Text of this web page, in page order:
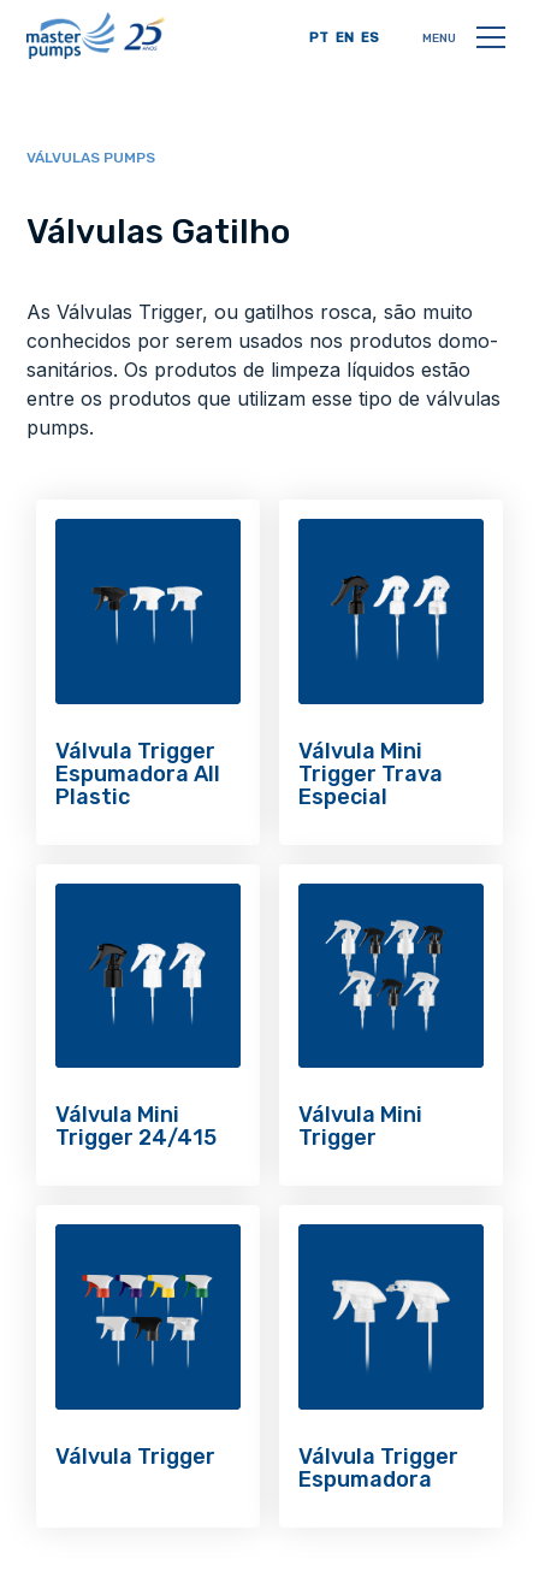
MENU
PT EN ES
VÁLVULAS PUMPS
Válvulas Gatilho
As Válvulas Trigger, ou gatilhos rosca, são muito
conhecidos por serem usados nos produtos domo-
sanitários. Os produtos de limpeza líquidos estão
entre os produtos que utilizam esse tipo de válvulas
pumps.
Válvula Trigger
Espumadora All
Plastic
Válvula Mini
Trigger Trava
Especial
Válvula Mini
Trigger 24/415
Válvula Mini
Trigger
Válvula Trigger
Válvula Trigger
Espumadora